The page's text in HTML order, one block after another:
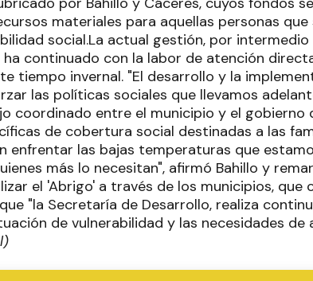
materiales para aquellas personas
social.La actual gestión, por
ha continuado con la labor de atención
tiempo invernal. "El desarrollo y la
las políticas sociales que llevamos
coordinado entre el municipio y el gobierno
de cobertura social destinadas a las
enfrentar las bajas temperaturas que
más lo necesitan", afirmó Bahillo y
el 'Abrigo' a través de los municipios, que
"la Secretaría de Desarrollo, realiza
de vulnerabilidad y las necesidades de